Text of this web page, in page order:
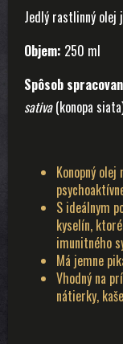
Jedlý rastlinný olej
Objem: 250 ml
Spôsob
sativa(konopa
Konopný olej
S ideálnym
kyselín,
imunitného
Má jemne
Vhodný na
nátierky,